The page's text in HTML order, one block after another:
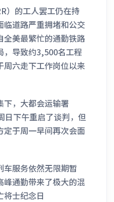
）的工人罢工仍在持
道路严重拥堵和公交
全美最繁忙的通勤铁路
，导致约3,500名工程
周六走下工作岗位以来
下，大都会运输署
日下午重启了谈判，但
定于周一早间再次会面
车服务依然无限期暂
峰通勤带来了极大的混
将士纪念日